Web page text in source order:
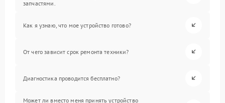
запчастями.
Как я узнаю, что мое устройство готово?
От чего зависит срок ремонта техники?
Диагностика проводится бесплатно?
Может ли вместо меня принять устройство